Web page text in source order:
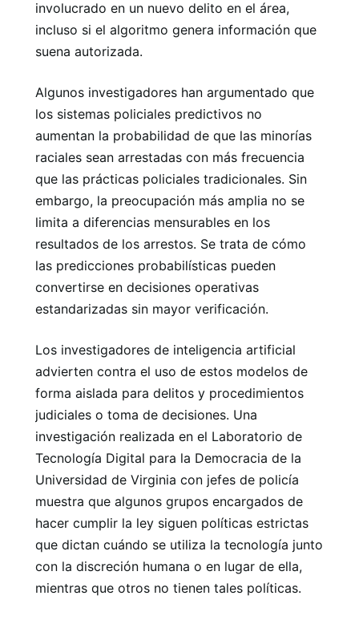
involucrado en un nuevo delito en el área,
incluso si el algoritmo genera información que
suena autorizada.
Algunos investigadores han argumentado que
los sistemas policiales predictivos no
aumentan la probabilidad de que las minorías
raciales sean arrestadas con más frecuencia
que las prácticas policiales tradicionales. Sin
embargo, la preocupación más amplia no se
limita a diferencias mensurables en los
resultados de los arrestos. Se trata de cómo
las predicciones probabilísticas pueden
convertirse en decisiones operativas
estandarizadas sin mayor verificación.
Los investigadores de inteligencia artificial
advierten contra el uso de estos modelos de
forma aislada para delitos y procedimientos
judiciales o toma de decisiones. Una
investigación realizada en el Laboratorio de
Tecnología Digital para la Democracia de la
Universidad de Virginia con jefes de policía
muestra que algunos grupos encargados de
hacer cumplir la ley siguen políticas estrictas
que dictan cuándo se utiliza la tecnología junto
con la discreción humana o en lugar de ella,
mientras que otros no tienen tales políticas.